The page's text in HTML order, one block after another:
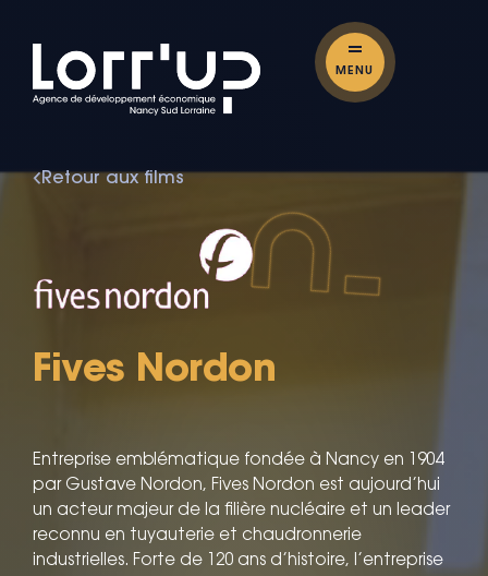
MENU
Retour aux films
Fives Nordon
Entreprise emblématique fondée à Nancy en 1904
par Gustave Nordon, Fives Nordon est aujourd’hui
un acteur majeur de la filière nucléaire et un leader
reconnu en tuyauterie et chaudronnerie
industrielles. Forte de 120 ans d’histoire, l’entreprise